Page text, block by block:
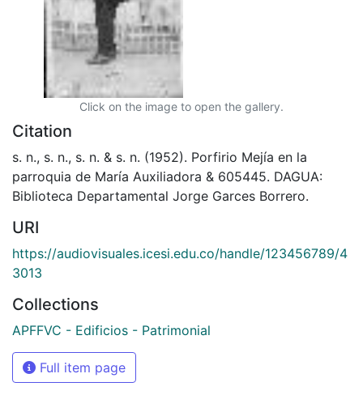
Click on the image to open the gallery.
Citation
s. n., s. n., s. n. & s. n. (1952). Porfirio Mejía en la
parroquia de María Auxiliadora & 605445. DAGUA:
Biblioteca Departamental Jorge Garces Borrero.
URI
https://audiovisuales.icesi.edu.co/handle/123456789/4
3013
Collections
APFFVC - Edificios - Patrimonial
Full item page